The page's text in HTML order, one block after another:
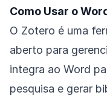
Como Usar o
O Zotero é uma
aberto para
integra ao Word
pesquisa e gerar